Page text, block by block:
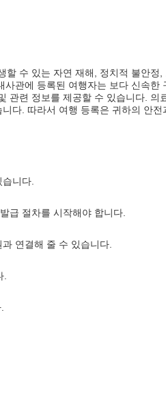
수 있는 자연 재해, 정치적 불안
관에 등록된 여행자는 보다 신속한
관련 정보를 제공할 수 있습니다.
다. 따라서 여행 등록은 귀하의 안전
니다.
급 절차를 시작해야 합니다.
연결해 줄 수 있습니다.